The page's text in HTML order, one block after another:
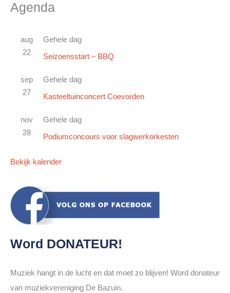
Agenda
aug
22
Gehele dag
Seizoensstart – BBQ
sep
27
Gehele dag
Kasteeltuinconcert Coevorden
nov
28
Gehele dag
Podiumconcours voor slagwerkorkesten
Bekijk kalender
Word DONATEUR!
Muziek hangt in de lucht en dat moet zo blijven! Word donateur
van muziekvereniging De Bazuin.